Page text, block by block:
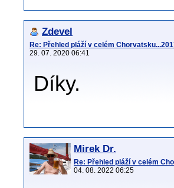
Zdevel
Re: Přehled pláží v celém
29. 07. 2020 06:41
Díky.
Mirek Dr.
Re: Přehled pláží v celém
04. 08. 2022 06:25